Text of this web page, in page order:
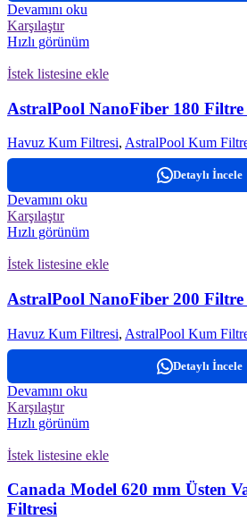
Devamını oku
Karşılaştır
Hızlı görünüm
İstek listesine ekle
AstralPool NanoFiber 180
Havuz Kum Filtresi, AstralPool Kum
Detaylı İncele
Devamını oku
Karşılaştır
Hızlı görünüm
İstek listesine ekle
AstralPool NanoFiber 200
Havuz Kum Filtresi, AstralPool Kum
Detaylı İncele
Devamını oku
Karşılaştır
Hızlı görünüm
İstek listesine ekle
Canada Model 620 mm Üsten
Filtresi